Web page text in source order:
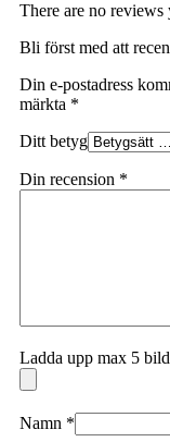
There are no reviews
Bli först med att
Din e-postadress
märkta *
Ditt betyg
Din recension *
Ladda upp max 5
Namn *